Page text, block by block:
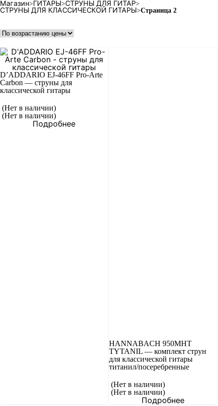
Магазин>ГИТАРЫ>СТРУНЫ ДЛЯ ГИТАР>
СТРУНЫ ДЛЯ КЛАССИЧЕСКОЙ ГИТАРЫ>Страница 2
D’ADDARIO EJ-46FF Pro-Arte
Carbon — струны для
классической гитары
(Нет в наличии)
(Нет в наличии)
Подробнее
HANNABACH 950MHT
TYTANIL — комплект струн
для классической гитары
титанил/посеребренные
(Нет в наличии)
(Нет в наличии)
Подробнее